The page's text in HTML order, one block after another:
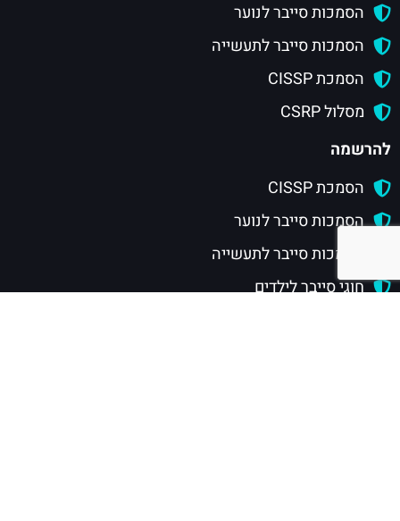
הסמכות סייבר לנוער
הסמכות סייבר לתעשייה
הסמכת CISSP
מסלול CSRP
להרשמה
הסמכת CISSP
הסמכות סייבר לנוער
הסמכות סייבר לתעשייה
חוגי סייבר לילדים